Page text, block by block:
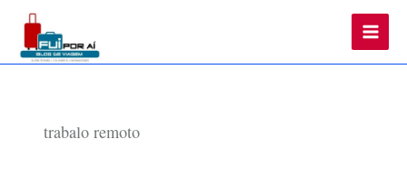
Main
trabalo remoto